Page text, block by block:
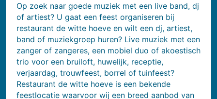
Op zoek naar goede muziek met een live band, dj
of artiest? U gaat een feest organiseren bij
restaurant de witte hoeve en wilt een dj, artiest,
band of muziekgroep huren? Live muziek met een
zanger of zangeres, een mobiel duo of akoestisch
trio voor een bruiloft, huwelijk, receptie,
verjaardag, trouwfeest, borrel of tuinfeest?
Restaurant de witte hoeve is een bekende
feestlocatie waarvoor wij een breed aanbod van